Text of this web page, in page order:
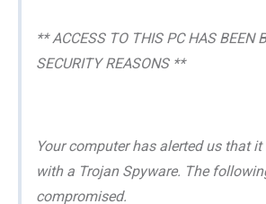
** ACCESS TO THIS PC HAS BEEN
SECURITY REASONS **
Your computer has alerted us that
with a Trojan Spyware. The
compromised.